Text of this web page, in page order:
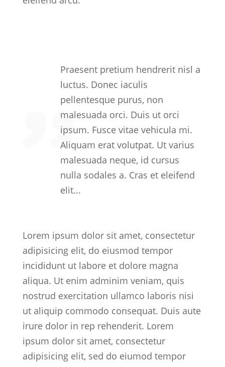
Praesent pretium hendrerit nisl a
luctus. Donec iaculis
pellentesque purus, non
malesuada orci. Duis ut orci
ipsum. Fusce vitae vehicula mi.
Aliquam erat volutpat. Ut varius
malesuada neque, id cursus
nulla sodales a. Cras et eleifend
elit...
Lorem ipsum dolor sit amet, consectetur
adipisicing elit, do eiusmod tempor
incididunt ut labore et dolore magna
aliqua. Ut enim adminim veniam, quis
nostrud exercitation ullamco laboris nisi
ut aliquip commodo consequat. Duis aute
irure dolor in rep rehenderit. Lorem
ipsum dolor sit amet, consectetur
adipisicing elit, sed do eiumod tempor